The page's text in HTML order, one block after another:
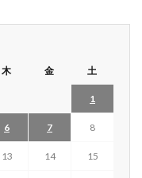
木 金 土
1
6 7 8
13 14 15